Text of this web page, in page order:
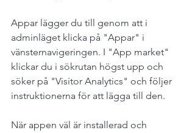
Appar lägger du till genom att i
adminläget klicka på "Appar" i
vänsternavigeringen. I "App market"
klickar du i sökrutan högst upp och
söker på "Visitor Analytics" och följer
instruktionerna för att lägga till den.
När appen väl är installerad och